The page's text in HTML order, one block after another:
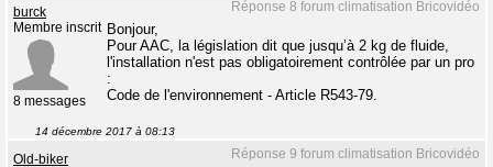
Réponse 8 forum climatisation Bricovidéo
burck
Membre inscrit
8 messages
Bonjour,
Pour AAC, la législation dit que jusqu’à 2 kg de fluide,
l'installation n'est pas obligatoirement contrôlée par un pro
:
Code de l'environnement - Article R543-79.
14 décembre 2017 à 08:13
Réponse 9 forum climatisation Bricovidéo
Old-biker